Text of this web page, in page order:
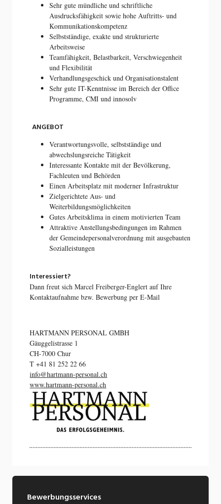
Sehr gute mündliche und schriftliche
Ausdrucksfähigkeit sowie hohe Auftritts- und
Kommunikationskompetenz
Selbstständige, exakte und strukturierte
Arbeitsweise
Teamfähigkeit, Belastbarkeit, Verschwiegenheit
und Flexibilität
Verhandlungsgeschick und Organisationstalent
Sehr gute IT-Kenntnisse im Bereich der Office
Programme, CMI und innosolv
ANGEBOT
Verantwortungsvolle, selbstständige und
abwechslungsreiche Tätigkeit
Interessante Kontakte mit der Bevölkerung,
Fachleuten und Behörden
Einen Arbeitsplatz mit moderner Infrastruktur
Zielgerichtete Aus- und
Weiterbildungsmöglichkeiten
Gutes Arbeitsklima in einem motivierten Team
Attraktive Anstellungsbedingungen im Rahmen
der Gemeindepersonalverordnung mit ausgebauten
Sozialleistungen
Interessiert?
Dann freut sich Marcel Freiberger-Englert auf Ihre
Kontaktaufnahme bzw. Bewerbung per E-Mail
HARTMANN PERSONAL GMBH
Gäuggelistrasse 1
CH-7000 Chur
T +41 81 252 22 66
info@hartmann-personal.ch
www.hartmann-personal.ch
Bewerbungsservices